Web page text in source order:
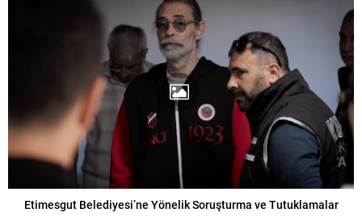
Etimesgut Belediyesi’ne Yönelik Soruşturma ve Tutuklamalar